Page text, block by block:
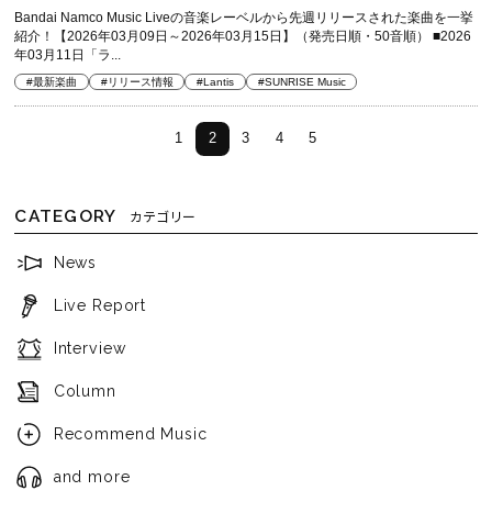
Bandai Namco Music Liveの音楽レーベルから先週リリースされた楽曲を一挙
紹介！【2026年03月09日～2026年03月15日】（発売日順・50音順） ■2026
年03月11日「ラ...
#最新楽曲 #リリース情報 #Lantis #SUNRISE Music
1 2 3 4 5
CATEGORY カテゴリー
News
Live Report
Interview
Column
Recommend Music
and more